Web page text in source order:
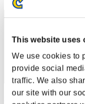
This website uses
We use cookies to
provide social
traffic. We also
our site with our
Centurion